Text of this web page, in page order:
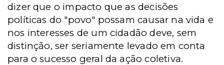
dizer que o impacto que as decisões
políticas do "povo" possam causar na vida e
nos interesses de um cidadão deve, sem
distinção, ser seriamente levado em conta
para o sucesso geral da ação coletiva.